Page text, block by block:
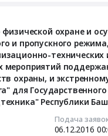
физической охране и
и пропускного
технических
мероприятий
охраны, и
для
Республики
Подача
06.12.2016